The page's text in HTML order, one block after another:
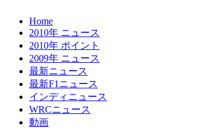
Home
2010年 ニュース
2010年 ポイント
2009年 ニュース
最新ニュース
最新F1ニュース
インディニュース
WRCニュース
動画